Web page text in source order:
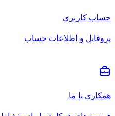
حساب کاربری
پروفایل و اطلاعات حساب
همکاری با ما